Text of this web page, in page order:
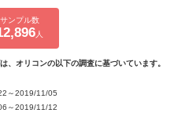
サンプル数
人
、オリコンの以下の調査に基づいています。
～2019/11/05
～2019/11/12